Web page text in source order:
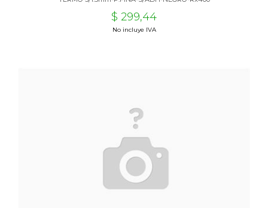
$ 299,44
No incluye IVA